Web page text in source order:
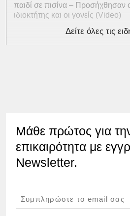
παιδί σε πισίνα – Προσήχθησαν
ιδιοκτήτης και οι γονείς (Video)
Δείτε όλες τις
Μάθε πρώτος για
επικαιρότητα με
Newsletter.